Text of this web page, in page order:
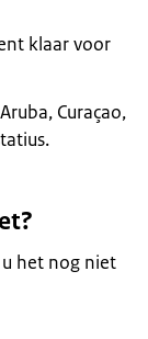
klaar voor
Curaçao,
het nog niet